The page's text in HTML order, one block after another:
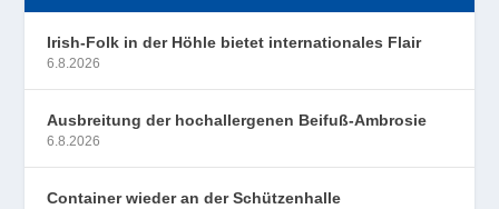
Irish-Folk in der Höhle bietet internationales Flair
6.8.2026
Ausbreitung der hochallergenen Beifuß-Ambrosie
6.8.2026
Container wieder an der Schützenhalle